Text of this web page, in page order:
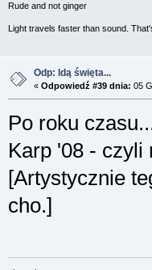
Rude and not ginger
Light travels faster than sound.
Odp: Idą święta...
« Odpowiedź #39 dnia: 05
Po roku
Karp '08 -
[Artystycznie
cho.]